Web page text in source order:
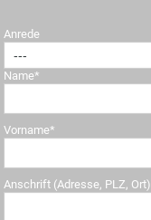
Anrede
Name*
Vorname*
Anschrift (Adresse, PLZ, Ort)